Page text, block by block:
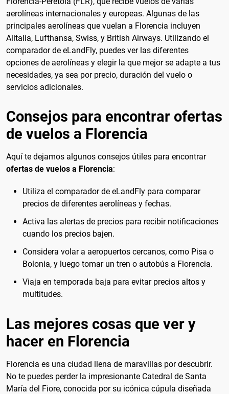
aerolíneas internacionales y europeas. Algunas de las
principales aerolíneas que vuelan a Florencia incluyen
Alitalia, Lufthansa, Swiss, y British Airways. Utilizando el
comparador de eLandFly, puedes ver las diferentes
opciones de aerolíneas y elegir la que mejor se adapte a tus
necesidades, ya sea por precio, duración del vuelo o
servicios adicionales.
Consejos para encontrar ofertas
de vuelos a Florencia
Aquí te dejamos algunos consejos útiles para encontrar
ofertas de vuelos a Florencia:
Utiliza el comparador de eLandFly para comparar
precios de diferentes aerolíneas y fechas.
Activa las alertas de precios para recibir notificaciones
cuando los precios bajen.
Considera volar a aeropuertos cercanos, como Pisa o
Bolonia, y luego tomar un tren o autobús a Florencia.
Viaja en temporada baja para evitar precios altos y
multitudes.
Las mejores cosas que ver y
hacer en Florencia
Florencia es una ciudad llena de maravillas por descubrir.
No te puedes perder la impresionante Catedral de Santa
María del Fiore, conocida por su icónica cúpula diseñada